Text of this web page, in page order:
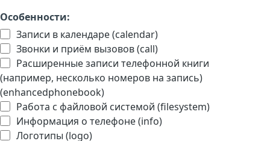
Особенности:
Записи в календаре (calendar)
Звонки и приём вызовов (call)
Расширенные записи телефонной книги
(например, несколько номеров на запись)
(enhancedphonebook)
Работа с файловой системой (filesystem)
Информация о телефоне (info)
Логотипы (logo)